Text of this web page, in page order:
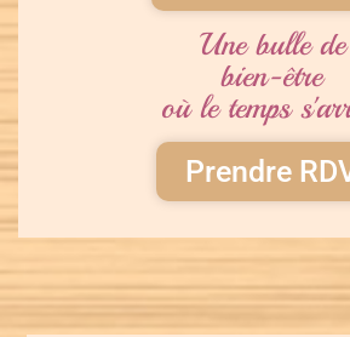
Une bulle de
bien-être
où le temps
Prendre